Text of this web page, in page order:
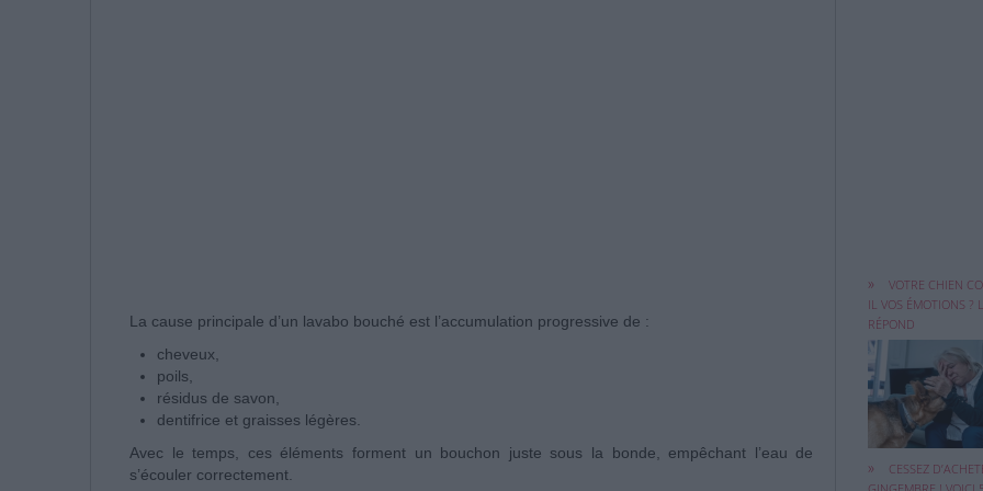
La cause principale d’un lavabo bouché est l’accumulation progressive de :
cheveux,
poils,
résidus de savon,
dentifrice et graisses légères.
Avec le temps, ces éléments forment un bouchon juste sous la bonde, empêchant l’eau de
s’écouler correctement.
VOTRE CHIEN
IL VOS ÉMOTIONS ?
RÉPOND
CESSEZ
Le gingembre est
quelque chose